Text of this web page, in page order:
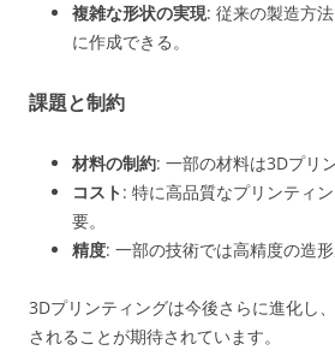
複雑な形状の実現: 従来の製造方
に作成できる。
課題と制約
材料の制約: 一部の材料は3Dプリ
コスト : 特に高品質なプリンティ
要。
精度: 一部の技術では高精度の造形
3Dプリンティングは今後さらに進化し
されることが期待されています。